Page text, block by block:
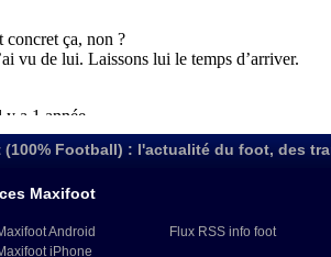
(100% Football) : l'actualité du foot, des
Maxifoot
Android
iPhone
Flux RSS info foot